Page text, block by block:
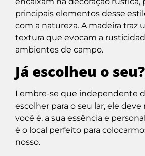
principais elementos desse
com a natureza. A madeira traz
textura que evocam a
ambientes de campo.
Já escolheu o seu?
Lembre-se que independente
escolher para o seu lar, ele
você é, a sua essência e
é o local perfeito para
nosso.